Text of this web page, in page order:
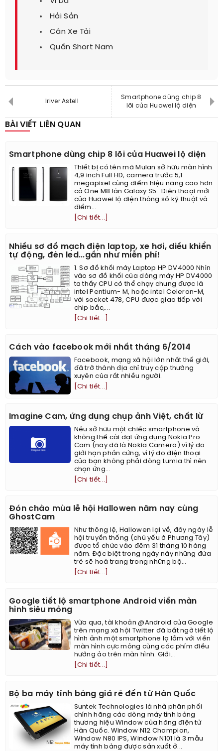
Hải Sản
Cân Xe Tải
Quần Short Nam
Iriver Astell
Smartphone dùng chip 8
lõi của Huawei lộ diện
BÀI VIẾT LIÊN QUAN
Smartphone dùng chip 8 lõi của Huawei lộ diện
Thiết bị có tên mã Mulan sở hữu màn hình
4,9 inch Full HD, camera trước 5,1
megapixel cùng điểm hiệu năng cao hơn
cả One M8 lẫn Galaxy S5. Điện thoại mới
của Huawei lộ diện thông số kỹ thuật và
điểm...
[Chi tiết...]
Nhiều sơ đồ mạch điện laptop, xe hơi, diều khiển
tự động, đèn led...gần như miễn phí!
1. Sơ đồ khối máy Laptop HP DV4000 Nhìn
vào sơ đồ khối của dòng máy HP DV4000
ta thấy CPU có thể chạy chung được là
intel Pentium- M, hoặc intel Celeron-M,
với socket 478, CPU được giao tiếp với
chip bắc,...
[Chi tiết...]
Cách vào facebook mới nhất tháng 6/2014
Facebook, mạng xã hội lớn nhất thế giới,
đã trở thành địa chỉ truy cập thường
xuyên của rất nhiều người.
[Chi tiết...]
Imagine Cam, ứng dụng chụp ảnh Việt, chất lừ
Nếu sở hữu một chiếc smartphone và
không thể cài đặt ứng dụng Nokia Pro
Cam (nay đã là Nokia Camera) vì lý do
giới hạn phần cứng, vì lý do điện thoại
của bạn không phải dòng Lumia thì nên
chọn ứng...
[Chi tiết...]
Đón chào mùa lễ hội Hallowen năm nay cùng
GhostCam
Như thông lệ, Hallowen lại về, đây ngày lễ
hội truyền thống (chủ yếu ở Phương Tây)
được tổ chức vào đêm 31 tháng 10 hàng
năm. Đặc biệt trong ngày này những đứa
trẻ sẽ hoá trang trong những bộ...
[Chi tiết...]
Google tiết lộ smartphone Android viền màn
hình siêu mỏng
Vừa qua, tài khoản @Android của Google
trên mạng xã hội Twitter đã bất ngờ tiết lộ
hình ảnh một smartphone lạ lẫm với viền
màn hình cực mỏng cùng các phím điều
hướng ảo trên màn hình. Giới...
[Chi tiết...]
Bộ ba máy tính bảng giá rẻ đến từ Hàn Quốc
Suntek Technologies là nhà phân phối
chính hãng các dòng máy tính bảng
thương hiệu Window của hãng điện tử
Hàn Quốc. Window N12 Champion,
Window N80 IPS, Window N101 là 3 mẫu
máy tính bảng được sản xuất ở...